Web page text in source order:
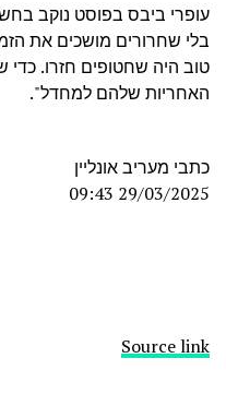
עופרי ביבס בפוסט נוקב
בלי שחרורים מושכים את
האחריות שלהם למחדל".
כתבי מעריב אונליין
29/03/2025 09:43
Source link